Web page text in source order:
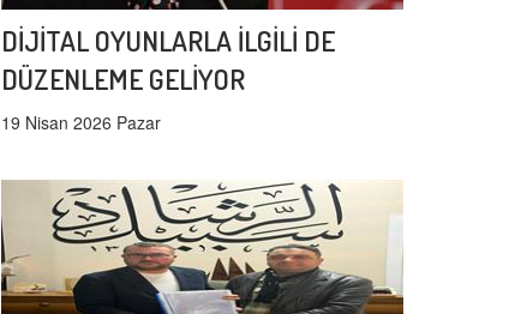
DİJİTAL OYUNLARLA İLGİLİ DE
DÜZENLEME GELİYOR
19 Nisan 2026 Pazar